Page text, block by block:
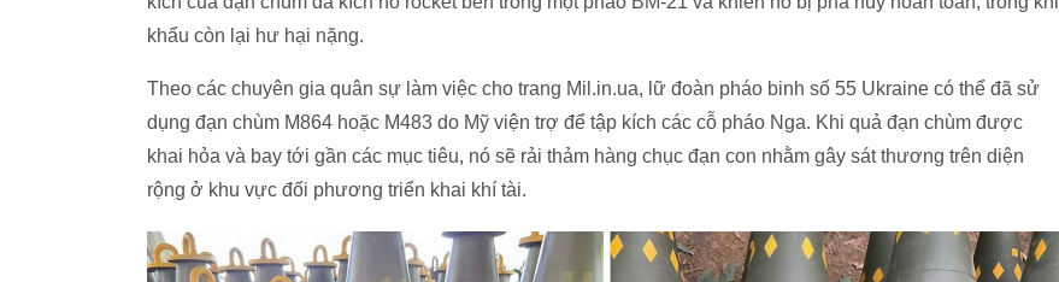
khẩu còn lại hư hại nặng.
Theo các chuyên gia quân sự làm việc cho trang Mil.in.ua, lữ đoàn pháo binh số 55 Ukraine có thể đã sử
dụng đạn chùm M864 hoặc M483 do Mỹ viện trợ để tập kích các cỗ pháo Nga. Khi quả đạn chùm được
khai hỏa và bay tới gần các mục tiêu, nó sẽ rải thảm hàng chục đạn con nhằm gây sát thương trên diện
rộng ở khu vực đối phương triển khai khí tài.